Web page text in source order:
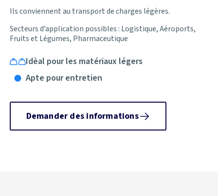
Ils conviennent au transport de charges légères.
Secteurs d’application possibles : Logistique, Aéroports,
Fruits et Légumes, Pharmaceutique
Idèal pour les matériaux légers
Apte pour entretien
Demander des informations